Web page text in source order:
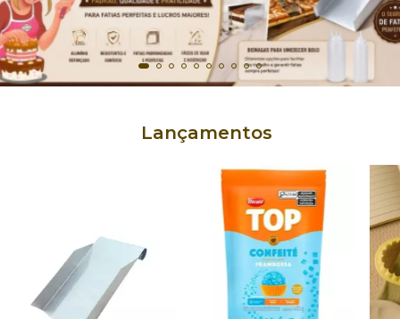
Lançamentos